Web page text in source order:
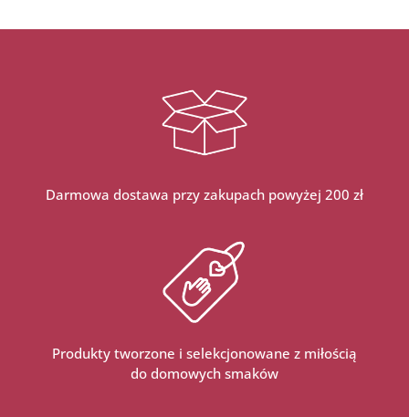
Darmowa dostawa przy zakupach powyżej 200 zł
Produkty tworzone i selekcjonowane z miłością
do domowych smaków